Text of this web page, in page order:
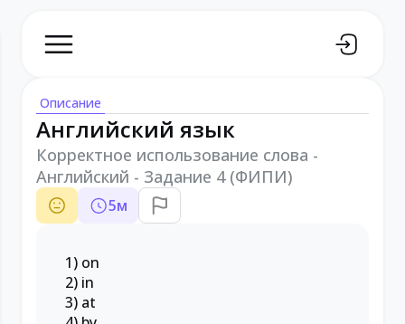
Описание
Английский язык
Корректное использование слова -
Английский - Задание 4 (ФИПИ)
5м
1) on
2) in
3) at